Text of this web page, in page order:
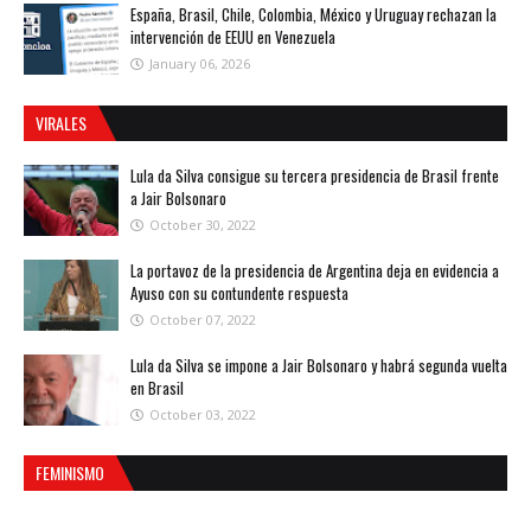
España, Brasil, Chile, Colombia, México y Uruguay rechazan la
intervención de EEUU en Venezuela
January 06, 2026
VIRALES
Lula da Silva consigue su tercera presidencia de Brasil frente
a Jair Bolsonaro
October 30, 2022
La portavoz de la presidencia de Argentina deja en evidencia a
Ayuso con su contundente respuesta
October 07, 2022
Lula da Silva se impone a Jair Bolsonaro y habrá segunda vuelta
en Brasil
October 03, 2022
FEMINISMO